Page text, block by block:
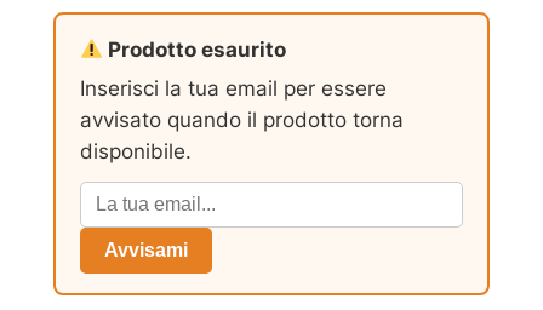
Prodotto esaurito
Inserisci la tua email per essere
avvisato quando il prodotto torna
disponibile.
Avvisami